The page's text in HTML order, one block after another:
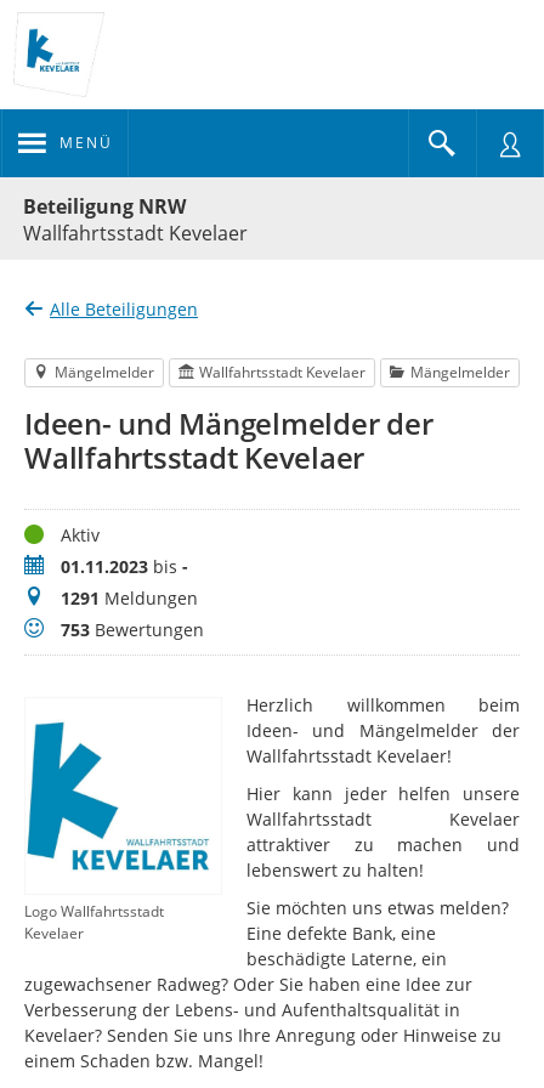
MENÜ
Beteiligung NRW
Wallfahrtsstadt Kevelaer
Alle Beteiligungen
Mängelmelder Wallfahrtsstadt Kevelaer Mängelmelder
Ideen- und Mängelmelder der
Wallfahrtsstadt Kevelaer
StatusAktiv
Zeitraum01.11.2023 bis -
Meldungen
1291 Meldungen
Bewertungen
753 Bewertungen
Logo Wallfahrtsstadt
Kevelaer
Herzlich willkommen beim
Ideen- und Mängelmelder der
Wallfahrtsstadt Kevelaer!
Hier kann jeder helfen unsere
Wallfahrtsstadt Kevelaer
attraktiver zu machen und
lebenswert zu halten!
Sie möchten uns etwas melden?
Eine defekte Bank, eine
beschädigte Laterne, ein
zugewachsener Radweg? Oder Sie haben eine Idee zur
Verbesserung der Lebens- und Aufenthaltsqualität in
Kevelaer? Senden Sie uns Ihre Anregung oder Hinweise zu
einem Schaden bzw. Mangel!